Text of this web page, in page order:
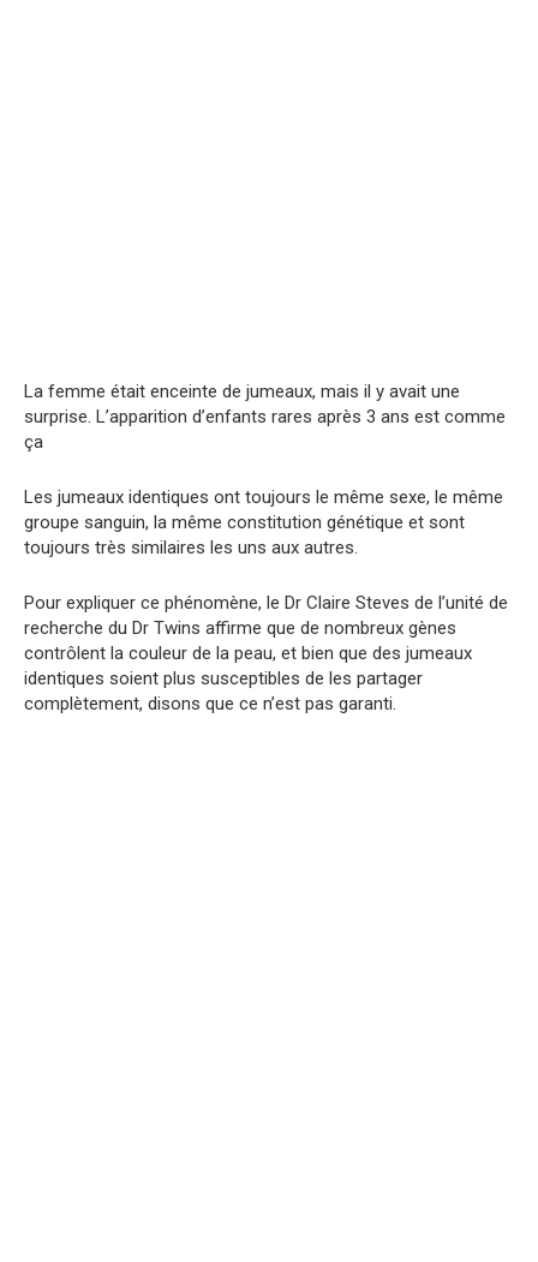
La femme était enceinte de jumeaux, mais il y avait une
surprise. L’apparition d’enfants rares après 3 ans est comme
ça
Les jumeaux identiques ont toujours le même sexe, le même
groupe sanguin, la même constitution génétique et sont
toujours très similaires les uns aux autres.
Pour expliquer ce phénomène, le Dr Claire Steves de l’unité de
recherche du Dr Twins affirme que de nombreux gènes
contrôlent la couleur de la peau, et bien que des jumeaux
identiques soient plus susceptibles de les partager
complètement, disons que ce n’est pas garanti.